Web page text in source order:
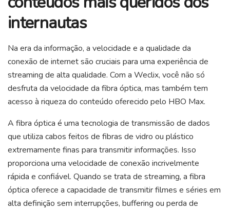
internautas
Na era da informação, a velocidade e a qualidade da
conexão de internet são cruciais para uma experiência de
streaming de alta qualidade. Com a Weclix, você não só
desfruta da velocidade da fibra óptica, mas também tem
acesso à riqueza do conteúdo oferecido pelo HBO Max.
A fibra óptica é uma tecnologia de transmissão de dados
que utiliza cabos feitos de fibras de vidro ou plástico
extremamente finas para transmitir informações. Isso
proporciona uma velocidade de conexão incrivelmente
rápida e confiável. Quando se trata de streaming, a fibra
óptica oferece a capacidade de transmitir filmes e séries em
alta definição sem interrupções, buffering ou perda de